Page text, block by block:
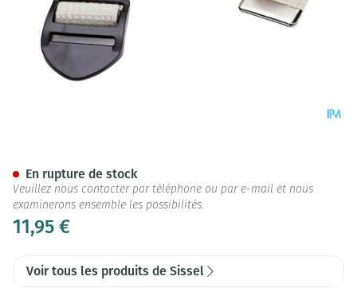
11,95 €
En rupture de stock
Veuillez nous contacter par téléphone ou par e-mail et nous
examinerons ensemble les possibilités.
Voir tous les produits de Sissel